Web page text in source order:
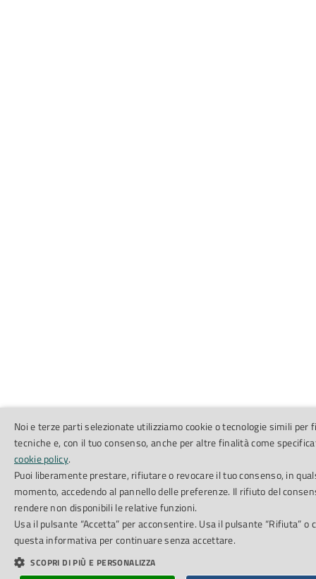
Noi e terze parti selezionate utilizziamo cookie o tecnologie simili per
tecniche e, con il tuo consenso, anche per altre finalità come
cookie policy.
Puoi liberamente prestare, rifiutare o revocare il tuo consenso, in
momento, accedendo al pannello delle preferenze. Il rifiuto del
rendere non disponibili le relative funzioni.
Usa il pulsante “Accetta” per acconsentire. Usa il pulsante “Rifiuta” o
questa informativa per continuare senza accettare.
SCOPRI DI PIÙ E PERSONALIZZA